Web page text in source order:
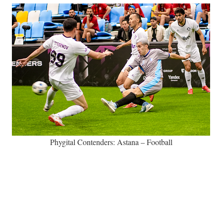
Phygital Contenders: Astana – Football